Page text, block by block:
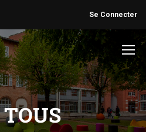
Se Connecter